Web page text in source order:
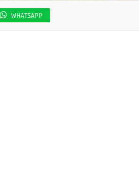
WHATSAPP